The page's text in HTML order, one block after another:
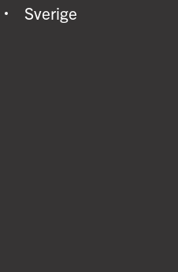
Sverige